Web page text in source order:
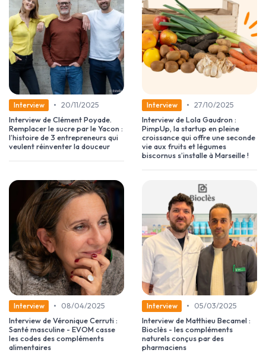
Interview • 20/11/2025
Interview de Clément Poyade.
Remplacer le sucre par le Yacon :
l’histoire de 3 entrepreneurs qui
veulent réinventer la douceur
Interview • 27/10/2025
Interview de Lola Gaudron :
PimpUp, la startup en pleine
croissance qui offre une seconde
vie aux fruits et légumes
biscornus s’installe à Marseille !
Interview •
08/04/2025
Interview de Véronique Cerruti :
Santé masculine - EVOM casse
les codes des compléments
alimentaires
Interview •
05/03/2025
Interview de Matthieu Becamel :
Bioclès - les compléments
naturels conçus par des
pharmaciens